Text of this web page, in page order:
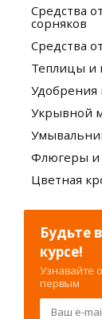
Средства
сорняков
Средства
Теплицы и
Удобрения
Укрывной
Флюгеры и
Цветная
Будьте
курсе!
Узнавайте
первым